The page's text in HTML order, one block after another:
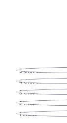
5étoiles
4étoiles
3étoiles
2étoiles
1étoile